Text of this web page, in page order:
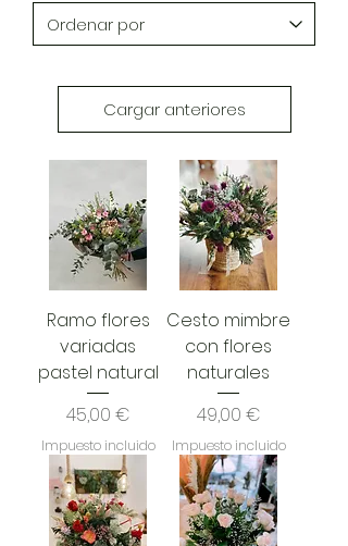
Cargar anteriores
Ramo flores
variadas
pastel natural
Precio
45,00 €
Impuesto incluido
Cesto mimbre
con flores
naturales
Precio
49,00 €
Impuesto incluido